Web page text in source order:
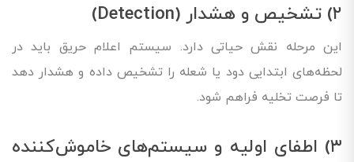
۲) تشخیص و هشدار (Detection)
این مرحله نقش حیاتی دارد. سیستم اعلام حریق باید در
لحظه‌های ابتدایی دود یا شعله را تشخیص داده و هشدار دهد
تا فرصت تخلیه فراهم شود.
۳) اطفای اولیه و سیستم‌های خاموش‌کننده